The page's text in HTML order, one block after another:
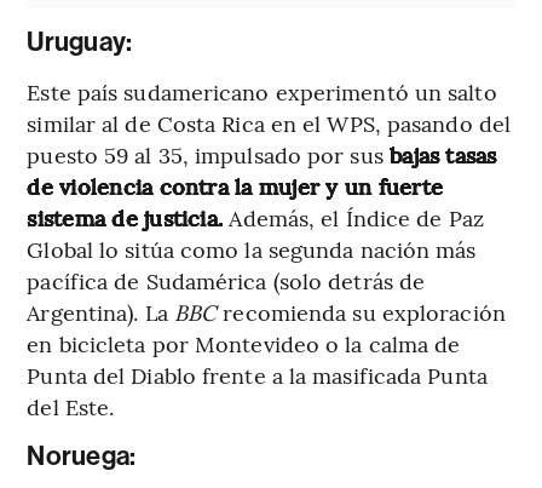
Uruguay:
Este país sudamericano experimentó un salto
similar al de Costa Rica en el WPS, pasando del
puesto 59 al 35, impulsado por susbajas tasas
de violencia contra la mujer y un fuerte
sistema de justicia. Además, el Índice de Paz
Global lo sitúa como la segunda nación más
pacífica de Sudamérica (solo detrás de
Argentina). La BBCrecomienda su exploración
en bicicleta por Montevideo o la calma de
Punta del Diablo frente a la masificada Punta
del Este.
Noruega: